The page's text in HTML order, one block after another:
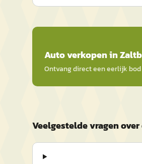
Autoverkopen in
Ontvang direct een eerlijk
Veelgestelde vragen